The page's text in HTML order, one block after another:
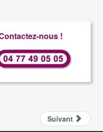
nous !
Suivant